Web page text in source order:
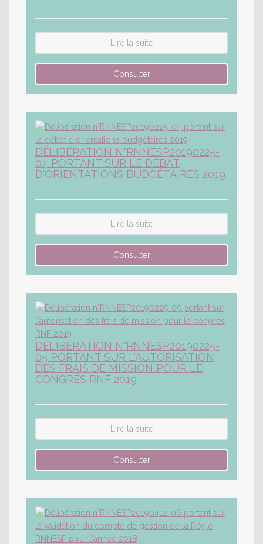
Lire la suite
DÉLIBÉRATION N°RNNESP20190225-
04 PORTANT SUR LE DÉBAT
D'ORIENTATIONS BUDGÉTAIRES 2019
Lire la suite
DÉLIBÉRATION N°RNNESP20190225-
05 PORTANT SUR L'AUTORISATION
DES FRAIS DE MISSION POUR LE
CONGRÈS RNF 2019
Lire la suite